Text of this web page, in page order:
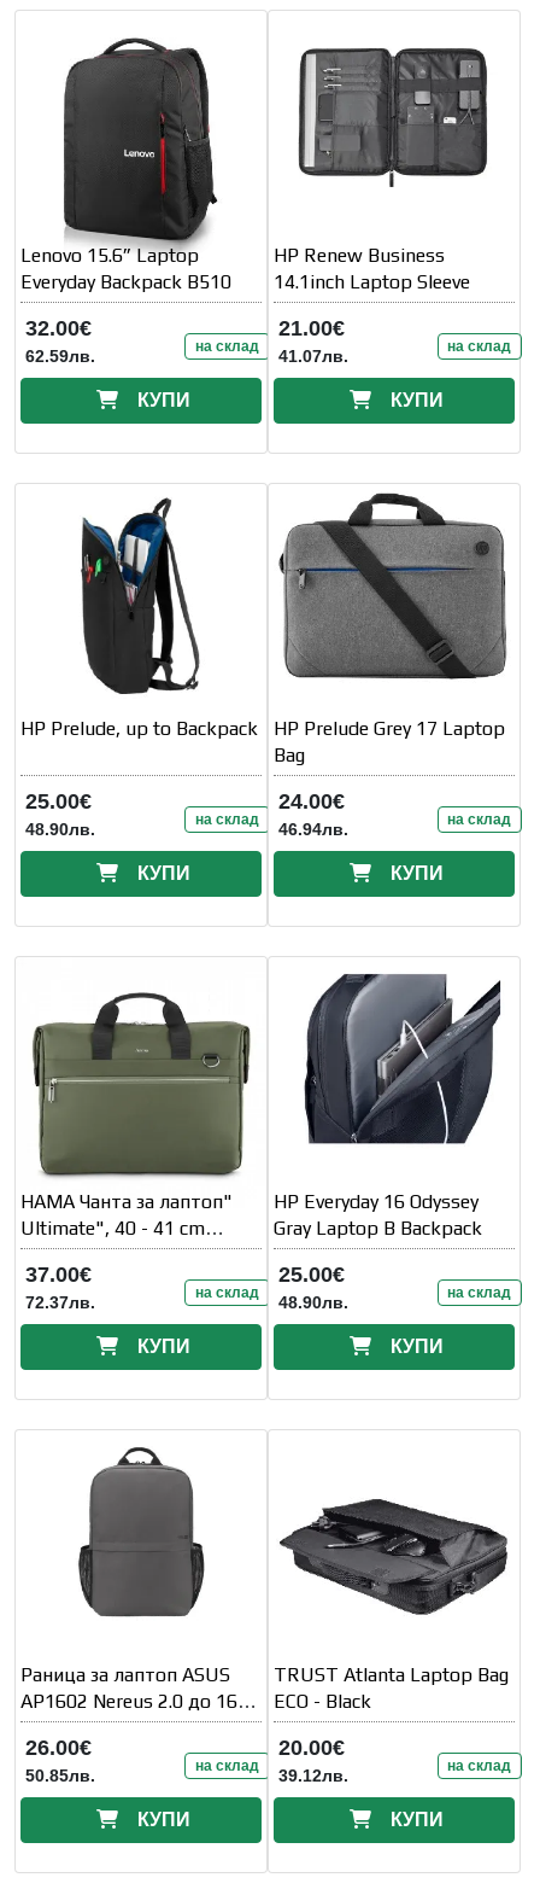
Lenovo 15.6” Laptop
Everyday Backpack B510
32.00€
62.59лв. на склад
КУПИ
HP Renew Business
14.1inch Laptop Sleeve
21.00€
41.07лв. на склад
КУПИ
HP Prelude, up to Backpack
25.00€
48.90лв. на склад
КУПИ
HP Prelude Grey 17 Laptop
Bag
24.00€
46.94лв. на склад
КУПИ
HAMA Чанта за лаптоп"
Ultimate", 40 - 41 cm
(15.6" - 16.2" )
37.00€
72.37лв. на склад
КУПИ
HP Everyday 16 Odyssey
Gray Laptop B Backpack
25.00€
48.90лв. на склад
КУПИ
Раница за лаптоп ASUS
AP1602 Nereus 2.0 до 16" -
Тъмно
26.00€
50.85лв. на склад
КУПИ
TRUST Atlanta Laptop Bag
ECO - Black
20.00€
39.12лв. на склад
КУПИ